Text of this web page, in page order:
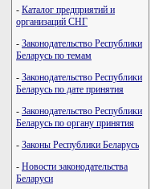
- Каталог предприятий и
организаций СНГ
- Законодательство Республики
Беларусь по темам
- Законодательство Республики
Беларусь по дате принятия
- Законодательство Республики
Беларусь по органу принятия
- Законы Республики Беларусь
- Новости законодательства
Беларуси